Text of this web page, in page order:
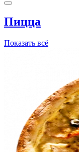
Пицца
Показать всё